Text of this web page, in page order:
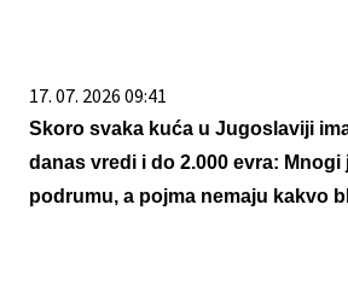
17. 07. 2026 09:41
Skoro svaka kuća u Jugoslaviji
danas vredi i do 2.000 evra: Mnogi
podrumu, a pojma nemaju kakvo